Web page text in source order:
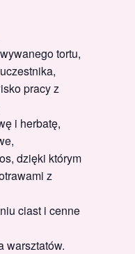
tortu,
pracy z
i herbatę,
dzięki którym
z
ciast i cenne
warsztatów.